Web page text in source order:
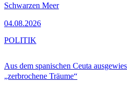
Schwarzen Meer
04.08.2026
Aus dem spanischen Ceuta
„zerbrochene Träume“
POLITIK